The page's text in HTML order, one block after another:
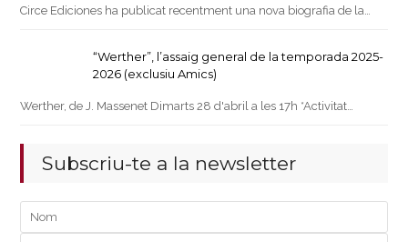
Circe Ediciones ha publicat recentment una nova biografia de la…
“Werther”, l’assaig general de la temporada 2025-
2026 (exclusiu Amics)
Werther, de J. Massenet Dimarts 28 d'abril a les 17h *Activitat…
Subscriu-te a la newsletter